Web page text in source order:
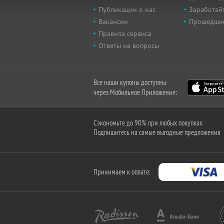
Публикации о нас
Вакансии
Правила сервиса
Ответы на вопросы
Все наши купоны доступны
через Мобильное Приложение:
Сэкономьте до 90% при любых покупках
Подпишитесь на самые выгодные предложения
Принимаем к оплате: